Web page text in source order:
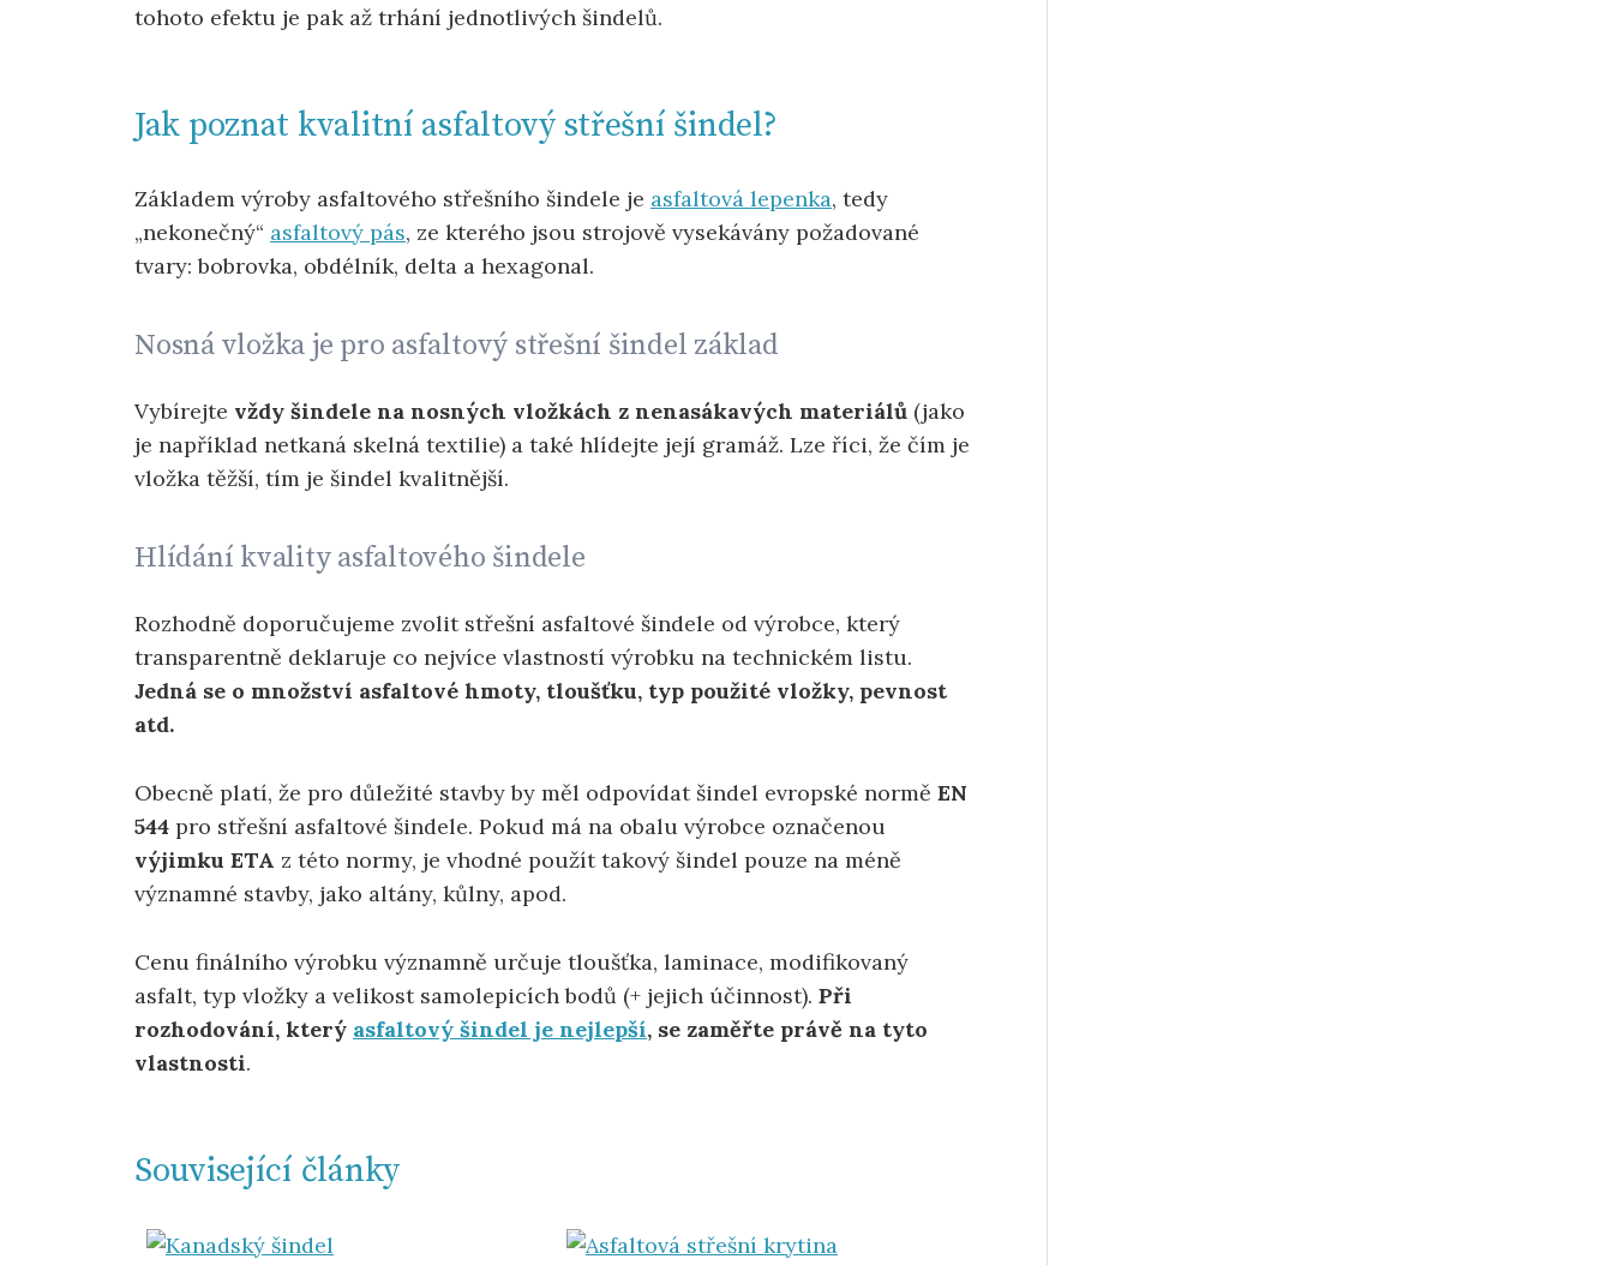
tohoto efektu je pak až trhání jednotlivých šindelů.
Jak poznat kvalitní asfaltový střešní šindel?
Základem výroby asfaltového střešního šindele je asfaltová lepenka, tedy
„nekonečný“ asfaltový pás, ze kterého jsou strojově vysekávány požadované
tvary: bobrovka, obdélník, delta a hexagonal.
Nosná vložka je pro asfaltový střešní šindel základ
Vybírejte vždy šindele na nosných vložkách z nenasákavých materiálů (jako
je například netkaná skelná textilie) a také hlídejte její gramáž. Lze říci, že čím je
vložka těžší, tím je šindel kvalitnější.
Hlídání kvality asfaltového šindele
Rozhodně doporučujeme zvolit střešní asfaltové šindele od výrobce, který
transparentně deklaruje co nejvíce vlastností výrobku na technickém listu.
Jedná se o množství asfaltové hmoty, tloušťku, typ použité vložky, pevnost
atd.
Obecně platí, že pro důležité stavby by měl odpovídat šindel evropské normě EN
544 pro střešní asfaltové šindele. Pokud má na obalu výrobce označenou
výjimku ETA z této normy, je vhodné použít takový šindel pouze na méně
významné stavby, jako altány, kůlny, apod.
Cenu finálního výrobku významně určuje tloušťka, laminace, modifikovaný
asfalt, typ vložky a velikost samolepicích bodů (+ jejich účinnost). Při
rozhodování, který asfaltový šindel je nejlepší, se zaměřte právě na tyto
vlastnosti.
Související články